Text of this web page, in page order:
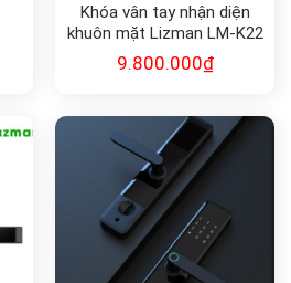
Khóa vân tay nhận diện
khuôn mặt Lizman LM-K22
Pro
9.800.000₫